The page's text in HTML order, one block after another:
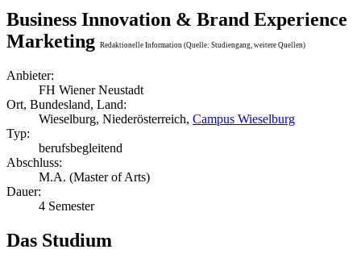
Business Innovation & Brand Experience
Marketing Redaktionelle Information (Quelle: Studiengang, weitere Quellen)
Anbieter:
FH Wiener Neustadt
Ort, Bundesland, Land:
Wieselburg, Niederösterreich, Campus Wieselburg
Typ:
berufsbegleitend
Abschluss:
M.A. (Master of Arts)
Dauer:
4 Semester
Das Studium